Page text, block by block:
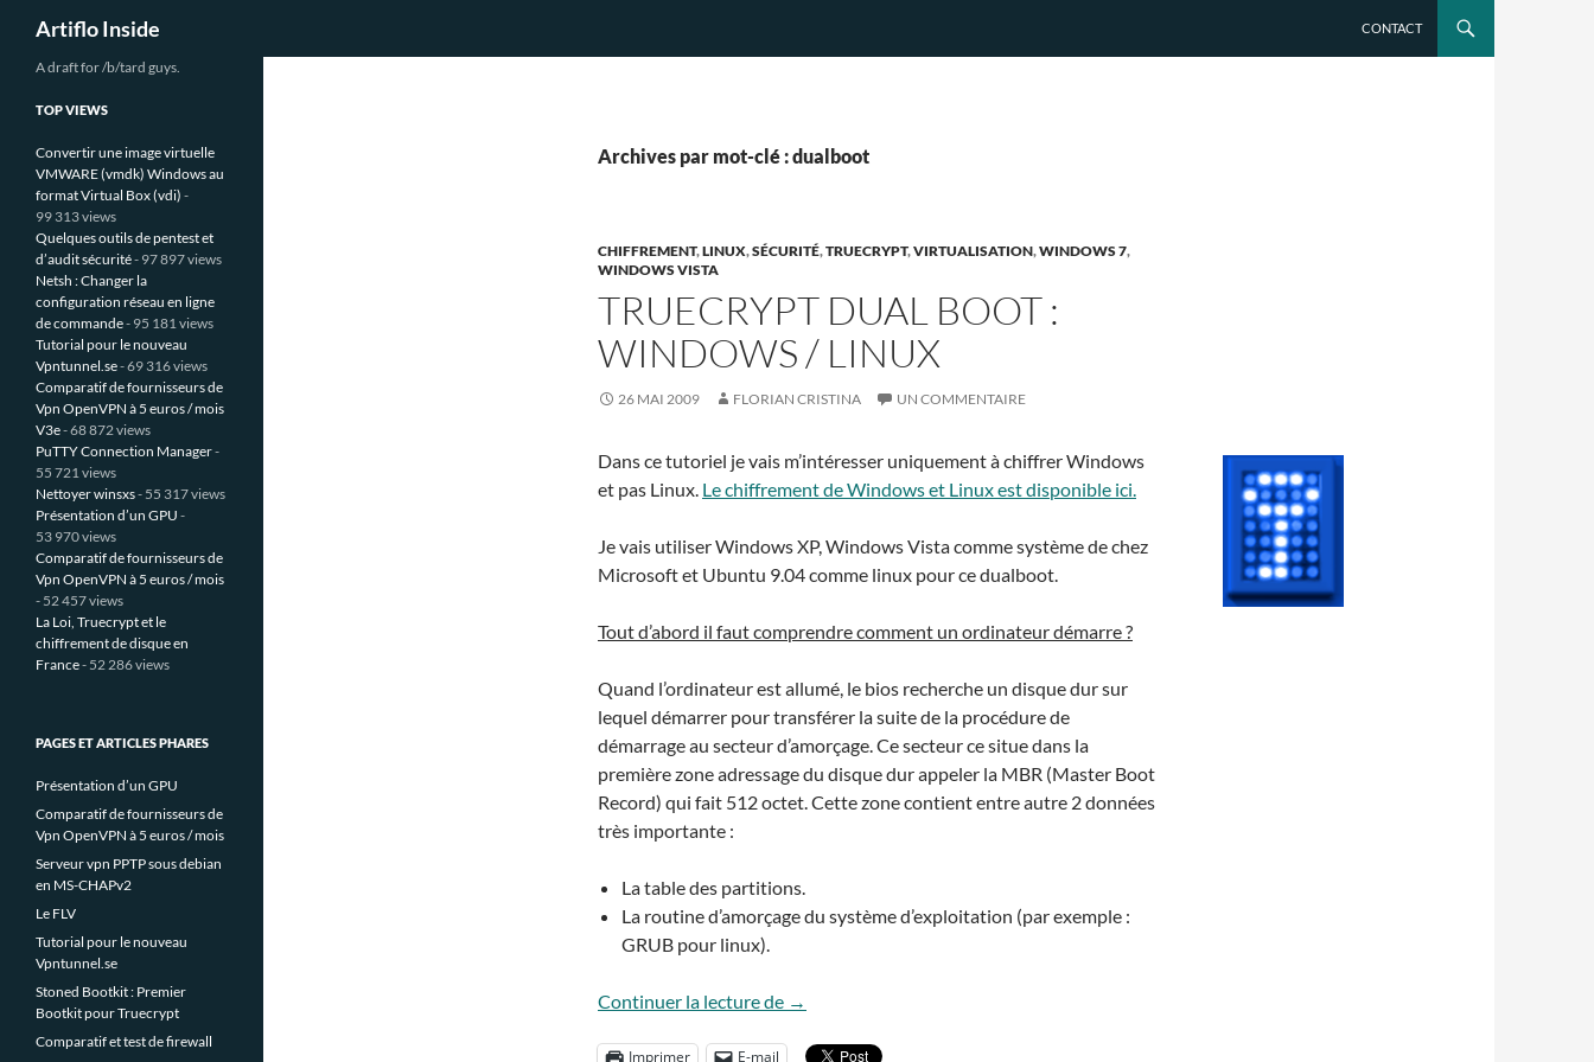
Aller
Artiflo Inside CONTACT
Archives par mot-clé : dualboot
CHIFFREMENT,LINUX,SÉCURITÉ,TRUECRYPT,VIRTUALISATION,WINDOWS 7,
WINDOWS VISTA
TRUECRYPT DUAL BOOT :
WINDOWS / LINUX
26 MAI 2009 FLORIAN CRISTINA UN COMMENTAIRE
Dans ce tutoriel je vais m’intéresser uniquement à chiffrer Windows
et pas Linux. Le chiffrement de Windows et Linux est disponible ici.
Je vais utiliser Windows XP, Windows Vista comme système de chez
Microsoft et Ubuntu 9.04 comme linux pour ce dualboot.
Tout d’abord il faut comprendre comment un ordinateur démarre ?
Quand l’ordinateur est allumé, le bios recherche un disque dur sur
lequel démarrer pour transférer la suite de la procédure de
démarrage au secteur d’amorçage. Ce secteur ce situe dans la
première zone adressage du disque dur appeler la MBR (Master Boot
Record) qui fait 512 octet. Cette zone contient entre autre 2 données
très importante :
La table des partitions.
La routine d’amorçage du système d’exploitation (par exemple :
GRUB pour linux).
Continuer la lecture de Truecrypt dual boot : Windows / Linux
→
Imprimer E-mail
A draft for /b/tard guys.
TOP VIEWS
Convertir une image virtuelle
VMWARE (vmdk) Windows au
format Virtual Box (vdi) -
99 313 views
Quelques outils de pentest et
d’audit sécurité- 97 897 views
Netsh : Changer la
configuration réseau en ligne
de commande- 95 181 views
Tutorial pour le nouveau
Vpntunnel.se- 69 316 views
Comparatif de fournisseurs de
Vpn OpenVPN à 5 euros / mois
V3e- 68 872 views
PuTTY Connection Manager-
55 721 views
Nettoyer winsxs- 55 317 views
Présentation d’un GPU -
53 970 views
Comparatif de fournisseurs de
Vpn OpenVPN à 5 euros / mois
- 52 457 views
La Loi, Truecrypt et le
chiffrement de disque en
France- 52 286 views
PAGES ET ARTICLES PHARES
Présentation d’un GPU
Comparatif de fournisseurs de
Vpn OpenVPN à 5 euros / mois
Serveur vpn PPTP sous debian
en MS-CHAPv2
Le FLV
Tutorial pour le nouveau
Vpntunnel.se
Stoned Bootkit : Premier
Bootkit pour Truecrypt
Comparatif et test de firewall